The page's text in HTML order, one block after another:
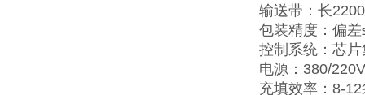
输送带：长
包装精度：偏
控制系统：芯
电源：380/
充填效率：8-